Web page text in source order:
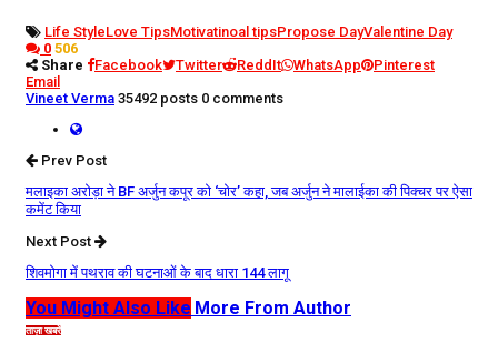
Life StyleLove TipsMotivatinoal tipsPropose DayValentine Day
0 506
Share
Facebook Twitter ReddIt WhatsApp
Pinterest
Email
Vineet Verma 35492 posts 0 comments
Prev Post
मलाइका अरोड़ा ने BF अर्जुन कपूर को ‘चोर’ कहा, जब अर्जुन ने मालाईका की पिक्चर पर ऐसा
कमेंट किया
Next Post
शिवमोगा में पथराव की घटनाओं के बाद धारा 144 लागू
You Might Also Like More From Author
ताज़ा खबरें